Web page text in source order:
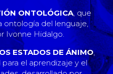
ONTOLÓGICA, que
ontología del lenguaje,
Ivonne Hidalgo.
ESTADOS DE ÁNIMO,
el aprendizaje y el